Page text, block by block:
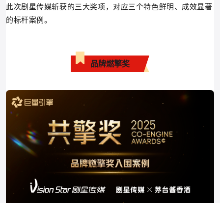
此次剧星传媒斩获的三大奖项，对应三个特色鲜明、成效显著
的标杆案例。
品牌燃擎奖